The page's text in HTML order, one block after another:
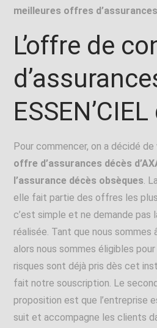
meilleures offres
L’offre de
ESSEN’CIEL
Pour commencer, on a décidé
offre d’assurances décès
l’assurance décès obsèques.
elle fait partie des offres les
c’est simple et ne demande pas
réalisée. Tant que nous sommes
alors nous sommes éligibles
risques sont déjà pris dès cet
fait notre souscription. Le
proposition est que l’entreprise
suit et accompagne les clients